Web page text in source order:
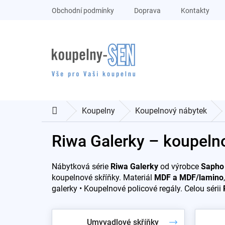
Obchodní podmínky Doprava Kontakty
DomůKoupelny Koupelnový nábytek
Riwa Galerky –
Nábytková série Riwa Galerky od výrobce Sapho
koupelnové skříňky. Materiál MDF a MDF/lamino
galerky • Koupelnové policové regály. Celou sérii
Umyvadlové skříňky